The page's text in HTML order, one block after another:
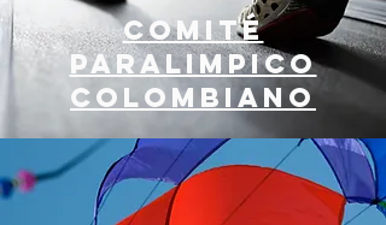
COMITÉ
PARALIMPICO
COLOMBIANO